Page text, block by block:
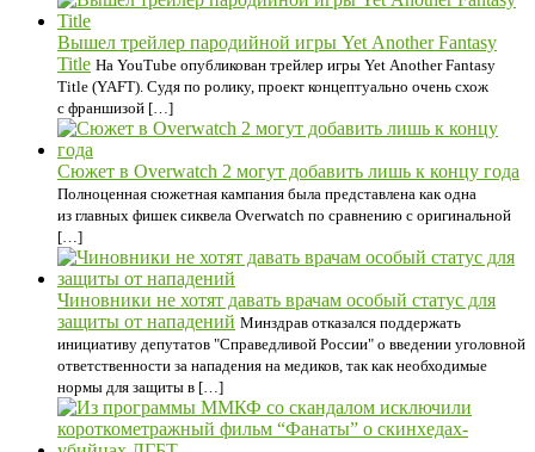
Вышел трейлер пародийной игры Yet Another Fantasy
Title На YouTube опубликован трейлер игры Yet Another Fantasy
Title (YAFT). Судя по ролику, проект концептуально очень схож
с франшизой […]
Сюжет в Overwatch 2 могут добавить лишь к концу года
Полноценная сюжетная кампания была представлена как одна
из главных фишек сиквела Overwatch по сравнению с оригинальной
[…]
Чиновники не хотят давать врачам особый статус для
защиты от нападений Минздрав отказался поддержать
инициативу депутатов "Справедливой России" о введении уголовной
ответственности за нападения на медиков, так как необходимые
нормы для защиты в […]